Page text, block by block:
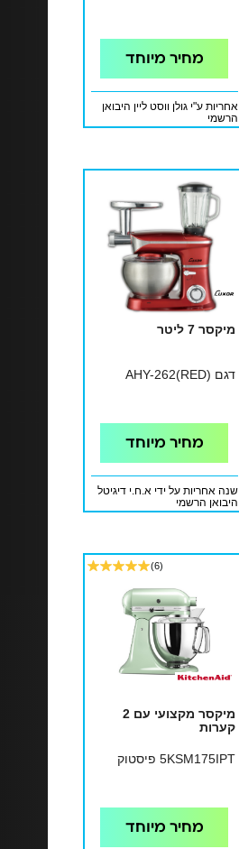
מחיר מיוחד
אחריות ע"י גולן ווסט ליין היבואן
הרשמי
מיקסר 7 ליטר
דגם AHY-262(RED)
מחיר מיוחד
שנה אחריות על ידי א.ח.י דיגיטל
היבואן הרשמי
(6)
מיקסר מקצועי עם 2
קערות
5KSM175IPT פיסטוק
מחיר מיוחד